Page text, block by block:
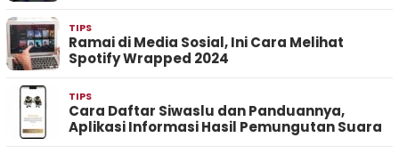
TIPS
Ramai di Media Sosial, Ini Cara Melihat
Spotify Wrapped 2024
TIPS
Cara Daftar Siwaslu dan Panduannya,
Aplikasi Informasi Hasil Pemungutan Suara